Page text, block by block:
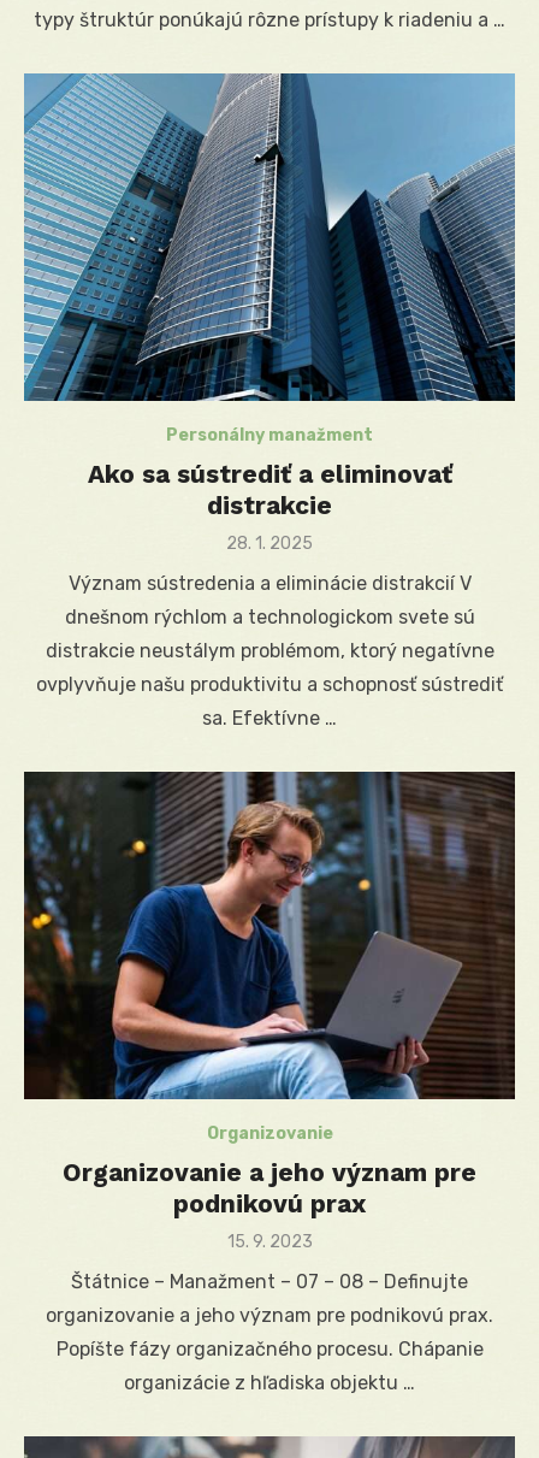
typy štruktúr ponúkajú rôzne prístupy k riadeniu a …
Personálny manažment
Ako sa sústrediť a eliminovať
distrakcie
Posted
28. 1. 2025
Význam sústredenia a eliminácie distrakcií V
dnešnom rýchlom a technologickom svete sú
distrakcie neustálym problémom, ktorý negatívne
ovplyvňuje našu produktivitu a schopnosť sústrediť
sa. Efektívne …
Organizovanie
Organizovanie a jeho význam pre
podnikovú prax
Posted
15. 9. 2023
Štátnice – Manažment – 07 – 08 – Definujte
organizovanie a jeho význam pre podnikovú prax.
Popíšte fázy organizačného procesu. Chápanie
organizácie z hľadiska objektu …